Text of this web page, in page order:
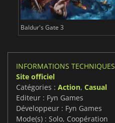
Baldur's Gate 3
INFORMATIONS TECHNIQUES
Site officiel
Catégories : Action, Casual
Editeur : Fyn Games
Développeur : Fyn Games
Mode(s) : Solo, Coopération